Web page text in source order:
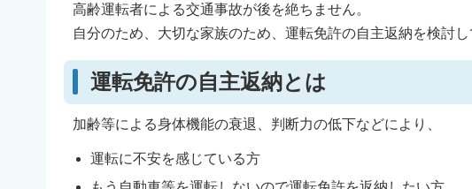
高齢運転者による交通事故が後を絶ちません。
自分のため、大切な家族のため、運転免許の自主返納を検討し
運転免許の自主返納とは
加齢等による身体機能の衰退、判断力の低下などにより、
運転に不安を感じている方